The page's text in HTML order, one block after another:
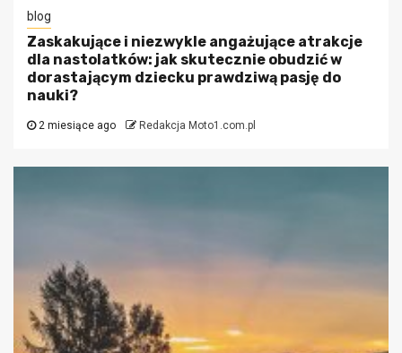
blog
Zaskakujące i niezwykle angażujące atrakcje
dla nastolatków: jak skutecznie obudzić w
dorastającym dziecku prawdziwą pasję do
nauki?
2 miesiące ago Redakcja Moto1.com.pl